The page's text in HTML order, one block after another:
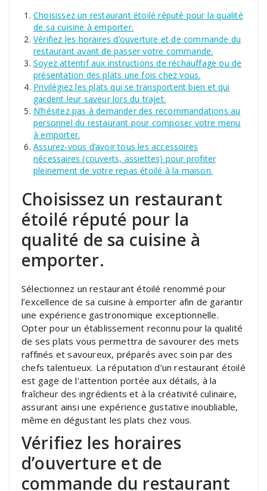
Choisissez un restaurant étoilé réputé pour la qualité
de sa cuisine à emporter.
Vérifiez les horaires d’ouverture et de commande du
restaurant avant de passer votre commande.
Soyez attentif aux instructions de réchauffage ou de
présentation des plats une fois chez vous.
Privilégiez les plats qui se transportent bien et qui
gardent leur saveur lors du trajet.
N’hésitez pas à demander des recommandations au
personnel du restaurant pour composer votre menu
à emporter.
Assurez-vous d’avoir tous les accessoires
nécessaires (couverts, assiettes) pour profiter
pleinement de votre repas étoilé à la maison.
Choisissez un restaurant
étoilé réputé pour la
qualité de sa cuisine à
emporter.
Sélectionnez un restaurant étoilé renommé pour
l’excellence de sa cuisine à emporter afin de garantir
une expérience gastronomique exceptionnelle.
Opter pour un établissement reconnu pour la qualité
de ses plats vous permettra de savourer des mets
raffinés et savoureux, préparés avec soin par des
chefs talentueux. La réputation d’un restaurant étoilé
est gage de l’attention portée aux détails, à la
fraîcheur des ingrédients et à la créativité culinaire,
assurant ainsi une expérience gustative inoubliable,
même en dégustant les plats chez vous.
Vérifiez les horaires
d’ouverture et de
commande du restaurant